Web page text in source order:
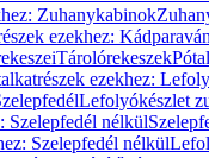
Zuhanykabinok
ezekhez:
Tárolórekeszek
ezekhez:
Lefolyókészlet
Szelepfedél nélkül
Szelepfedél nélkül